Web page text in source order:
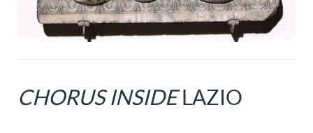
CHORUS INSIDELAZIO